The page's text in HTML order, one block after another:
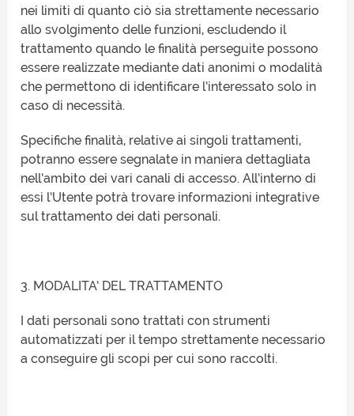
nei limiti di quanto ciò sia strettamente necessario
allo svolgimento delle funzioni, escludendo il
trattamento quando le finalità perseguite possono
essere realizzate mediante dati anonimi o modalità
che permettono di identificare l’interessato solo in
caso di necessità.
Specifiche finalità, relative ai singoli trattamenti,
potranno essere segnalate in maniera dettagliata
nell’ambito dei vari canali di accesso. All’interno di
essi l’Utente potrà trovare informazioni integrative
sul trattamento dei dati personali.
3. MODALITA’ DEL TRATTAMENTO
I dati personali sono trattati con strumenti
automatizzati per il tempo strettamente necessario
a conseguire gli scopi per cui sono raccolti.